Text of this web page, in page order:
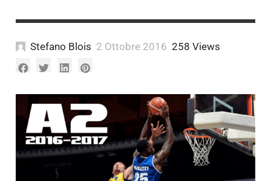
Stefano Blois 2 Ottobre 2016 258 Views